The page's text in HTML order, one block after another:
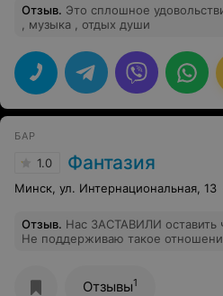
Отзыв. Это сплошное
, музыка , отдых души
БАР
1.0 Фантазия
Минск, ул. Интернациональная, 13
Отзыв. Нас ЗАСТАВИЛИ оставить
Не поддерживаю такое
Отзывы1